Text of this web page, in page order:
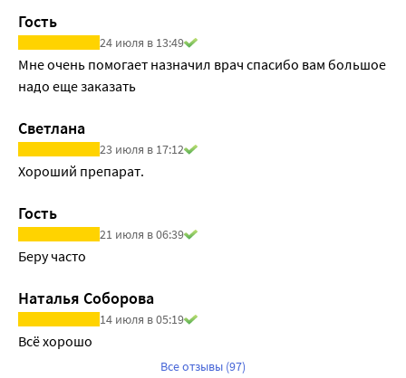
Гость
24 июля в 13:49
Мне очень помогает назначил врач спасибо вам большое
надо еще заказать
Светлана
23 июля в 17:12
Хороший препарат.
Гость
21 июля в 06:39
Беру часто
Наталья Соборова
14 июля в 05:19
Всё хорошо
Все отзывы (97)